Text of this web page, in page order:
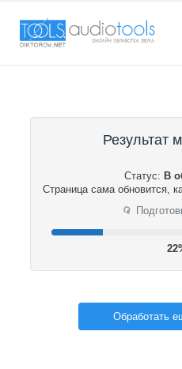
Результат
Статус: В
Страница сама обновится,
⟳
Обработать